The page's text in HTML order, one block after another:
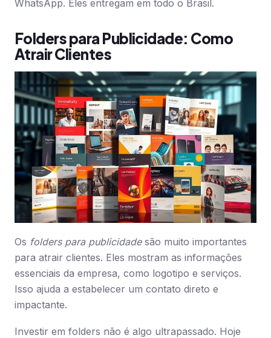
WhatsApp. Eles entregam em todo o Brasil.
Folders para Publicidade: Como
Atrair Clientes
Os folders para publicidadesão muito importantes
para atrair clientes. Eles mostram as informações
essenciais da empresa, como logotipo e serviços.
Isso ajuda a estabelecer um contato direto e
impactante.
Investir em folders não é algo ultrapassado. Hoje